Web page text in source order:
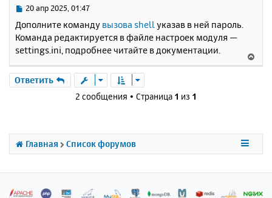
С
о
б
щ
н
и
20 апр 2025, 01:47
Дополните команду вызова shellуказав в ней пароль.
Команда редактируется в файле настроек модуля —
settings.ini, подробнее читайте в документации.
е
с
н
ч
Ответить
2 сообщения • Страница 1 из 1
Главная Список форумов